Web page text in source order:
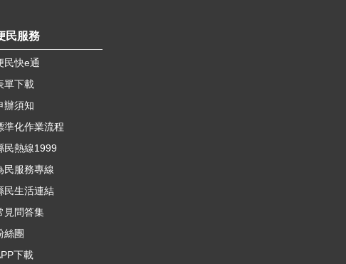
民服務
民快e通
單下載
辦須知
準化作業流程
民熱線1999
民服務專線
民生活連結
見問答集
絲團
下載